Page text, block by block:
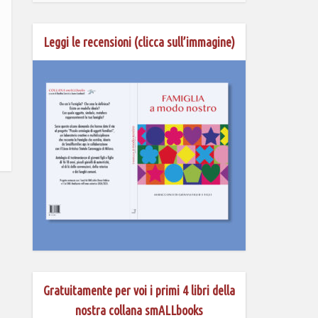
Leggi le recensioni (clicca sull’immagine)
Gratuitamente per voi i primi 4 libri della
nostra collana smALLbooks